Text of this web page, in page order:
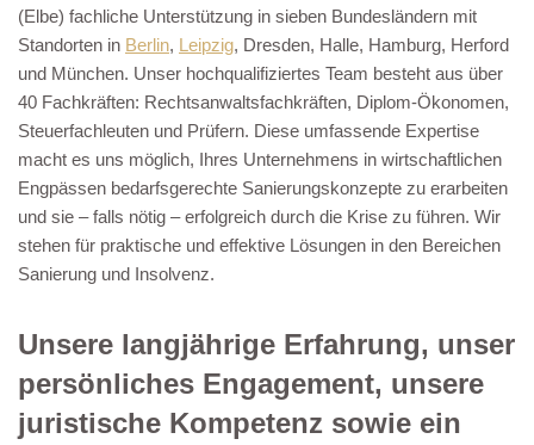
(Elbe) fachliche Unterstützung in sieben Bundesländern mit
Standorten in Berlin, Leipzig, Dresden, Halle, Hamburg, Herford
und München. Unser hochqualifiziertes Team besteht aus über
40 Fachkräften: Rechtsanwaltsfachkräften, Diplom-Ökonomen,
Steuerfachleuten und Prüfern. Diese umfassende Expertise
macht es uns möglich, Ihres Unternehmens in wirtschaftlichen
Engpässen bedarfsgerechte Sanierungskonzepte zu erarbeiten
und sie – falls nötig – erfolgreich durch die Krise zu führen. Wir
stehen für praktische und effektive Lösungen in den Bereichen
Sanierung und Insolvenz.
Unsere langjährige Erfahrung, unser
persönliches Engagement, unsere
juristische Kompetenz sowie ein